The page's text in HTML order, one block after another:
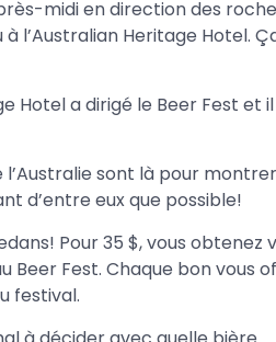
midi en direction des
l’Australian Heritage Hotel.
Hotel a dirigé le Beer Fest et
sont là pour
d’entre eux que possible!
Pour 35 $, vous obtenez
Beer Fest. Chaque bon vous
festival.